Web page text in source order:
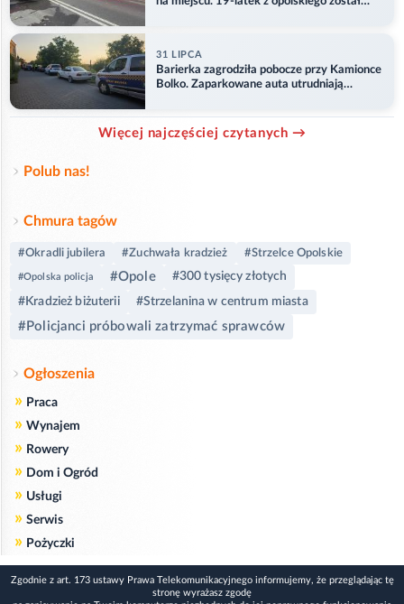
31 LIPCA
Barierka zagrodziła pobocze przy Kamionce
Bolko. Zaparkowane auta utrudniają
Więcej najczęściej czytanych →
Polub nas!
Chmura tagów
#Okradli jubilera #Zuchwała kradzież #Strzelce Opolskie
#Opolska policja #Opole
#300 tysięcy złotych
#Kradzież biżuterii
#Strzelanina w centrum miasta
#Policjanci próbowali zatrzymać sprawców
Ogłoszenia
» Praca
» Wynajem
» Rowery
» Dom i Ogród
» Usługi
» Serwis
» Pożyczki
Zgodnie z art. 173 ustawy Prawa Telekomunikacyjnego informujemy, że przeglądając tę
stronę wyrażasz zgodę